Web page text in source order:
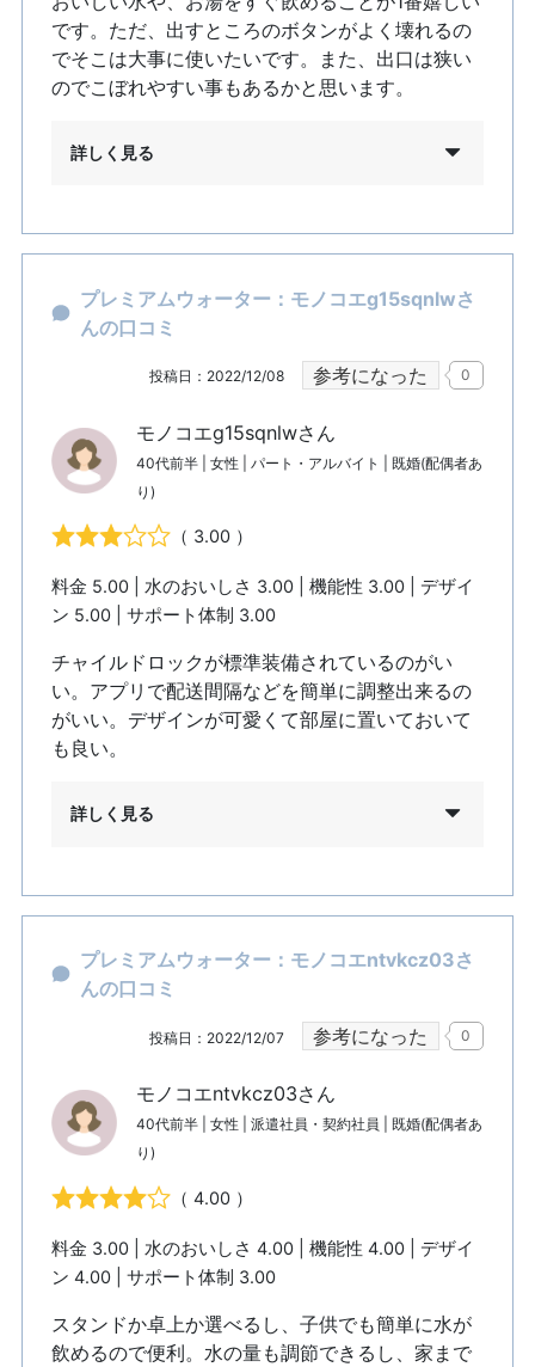
です。ただ、出すところのボタンがよく壊れるの
でそこは大事に使いたいです。また、出口は狭い
のでこぼれやすい事もあるかと思います。
詳しく見る
プレミアムウォーター：モノコエg15sqnlwさ
んの口コミ
投稿日：2022/12/08 参考になった 0
モノコエg15sqnlwさん
40代前半 | 女性 | パート・アルバイト | 既婚(配偶者あ
り)
（ 3.00 ）
料金 5.00 | 水のおいしさ 3.00 | 機能性 3.00 | デザイ
ン 5.00 | サポート体制 3.00
チャイルドロックが標準装備されているのがい
い。アプリで配送間隔などを簡単に調整出来るの
がいい。デザインが可愛くて部屋に置いておいて
も良い。
詳しく見る
プレミアムウォーター：モノコエntvkcz03さ
んの口コミ
投稿日：2022/12/07 参考になった 0
モノコエntvkcz03さん
40代前半 | 女性 | 派遣社員・契約社員 | 既婚(配偶者あ
り)
（ 4.00 ）
料金 3.00 | 水のおいしさ 4.00 | 機能性 4.00 | デザイ
ン 4.00 | サポート体制 3.00
スタンドか卓上か選べるし、子供でも簡単に水が
飲めるので便利。水の量も調節できるし、家まで